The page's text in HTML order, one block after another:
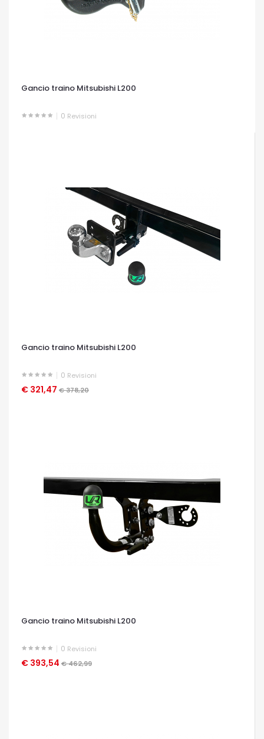
Gancio traino Mitsubishi L200
0 Revisioni
OCCHIATA VELOCE
Gancio traino Mitsubishi L200
0 Revisioni
€ 321,47 € 378,20
OCCHIATA VELOCE
Gancio traino Mitsubishi L200
0 Revisioni
€ 393,54 € 462,99
OCCHIATA VELOCE